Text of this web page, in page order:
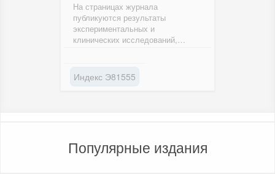
На страницах журнала
публикуются результаты
экспериментальных и
клинических исследований,
Индекс Э81555
Популярные издания